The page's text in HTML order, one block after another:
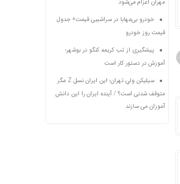
مهران اعزام می‌شود
خودرو بی‌مهابا در سراشیبی قیمت+ جدول
قیمت روز خودرو
پیشگیری از تب کریمه کنگو در بوشهر؛
آموزش در دستور کار است
سیلیکن ولیِ تهران؛ این ایران نسل Z مگر
متوقف شدنی است؟ / آینده ایران را این دانش
آموزان می سازند